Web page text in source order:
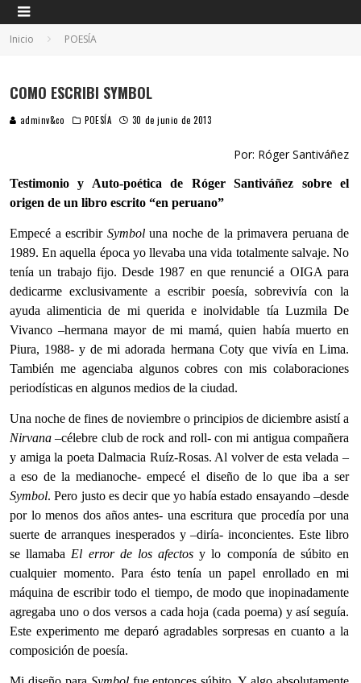
Inicio POESÍA
COMO ESCRIBI SYMBOL
adminv&co POESÍA 30 de junio de 2013
Por: Róger Santiváñez
Testimonio y Auto-poética de Róger Santiváñez sobre el
origen de un libro escrito “en peruano”
Empecé a escribir Symboluna noche de la primavera peruana de
1989. En aquella época yo llevaba una vida totalmente salvaje. No
tenía un trabajo fijo. Desde 1987 en que renuncié a OIGA para
dedicarme exclusivamente a escribir poesía, sobrevivía con la
ayuda alimenticia de mi querida e inolvidable tía Luzmila De
Vivanco –hermana mayor de mi mamá, quien había muerto en
Piura, 1988- y de mi adorada hermana Coty que vivía en Lima.
También me agenciaba algunos cobres con mis colaboraciones
periodísticas en algunos medios de la ciudad.
Una noche de fines de noviembre o principios de diciembre asistí a
Nirvana –célebre club de rock and roll- con mi antigua compañera
y amiga la poeta Dalmacia Ruíz-Rosas. Al volver de esta velada –
a eso de la medianoche- empecé el diseño de lo que iba a ser
Symbol. Pero justo es decir que yo había estado ensayando –desde
por lo menos dos años antes- una escritura que procedía por una
suerte de arranques inesperados y –diría- inconcientes. Este libro
se llamaba El error de los afectos y lo componía de súbito en
cualquier momento. Para ésto tenía un papel enrollado en mi
máquina de escribir todo el tiempo, de modo que inopinadamente
agregaba uno o dos versos a cada hoja (cada poema) y así seguía.
Este experimento me deparó agradables sorpresas en cuanto a la
composición de poesía.